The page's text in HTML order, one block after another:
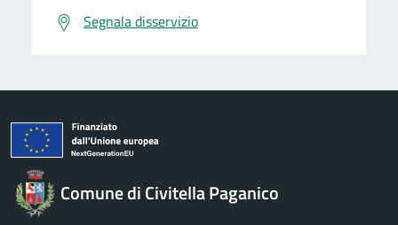
Segnala disservizio
Comune di Civitella Paganico